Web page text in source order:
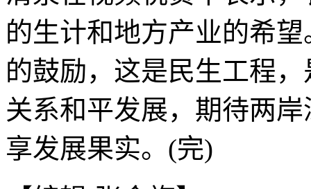
的生计和地方产业的希
的鼓励，这是民生工程
关系和平发展，期待两
享发展果实。(完)